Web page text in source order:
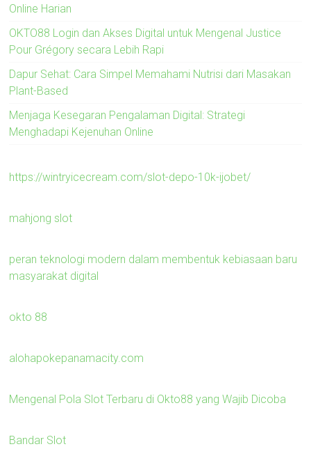
Online Harian
OKTO88 Login dan Akses Digital untuk Mengenal Justice
Pour Grégory secara Lebih Rapi
Dapur Sehat: Cara Simpel Memahami Nutrisi dari Masakan
Plant-Based
Menjaga Kesegaran Pengalaman Digital: Strategi
Menghadapi Kejenuhan Online
https://wintryicecream.com/slot-depo-10k-ijobet/
mahjong slot
peran teknologi modern dalam membentuk kebiasaan baru
masyarakat digital
okto 88
alohapokepanamacity.com
Mengenal Pola Slot Terbaru di Okto88 yang Wajib Dicoba
Bandar Slot